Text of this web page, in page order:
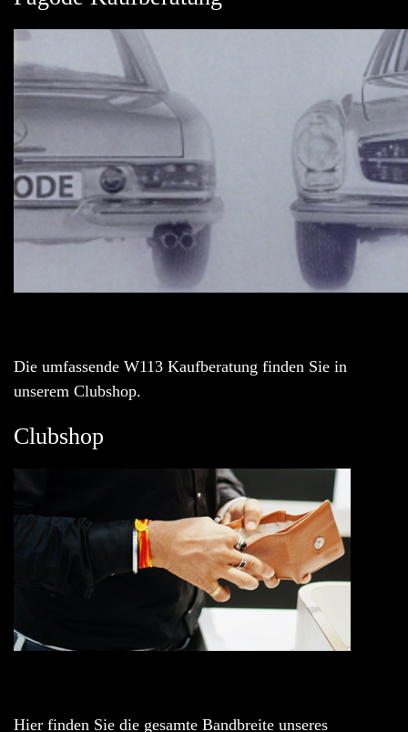
Die umfassende W113 Kaufberatung finden Sie in
unserem Clubshop.
Clubshop
Hier finden Sie die gesamte Bandbreite unseres